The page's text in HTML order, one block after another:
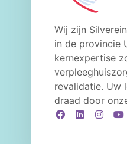
Wij zijn
in de provincie
kernexpertise
revalidatie. Uw
draad door
FacebookLinkedIn